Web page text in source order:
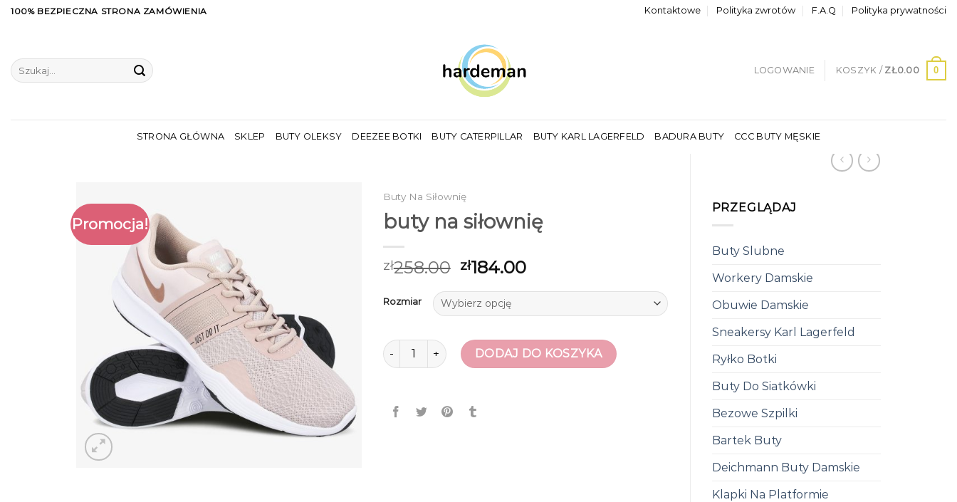
Skip100% BEZPIECZNA STRONA ZAMÓWIENIA Kontaktowe Polityka zwrotów F.A.Q Polityka prywatności
Szukaj:
LOGOWANIE KOSZYK / ZŁ0.00 0
STRONA GŁÓWNA SKLEP BUTY OLEKSY DEEZEE BOTKI BUTY CATERPILLAR BUTY KARL LAGERFELD BADURA BUTY CCC BUTY MĘSKIE
PRZEGLĄDAJ
Buty Slubne
Workery Damskie
Obuwie Damskie
Sneakersy Karl Lagerfeld
Ryłko Botki
Buty Do Siatkówki
Bezowe Szpilki
Bartek Buty
Deichmann Buty Damskie
Klapki Na Platformie
Promocja!
Buty Na Siłownię
buty na siłownię
zł258.00 zł184.00
Rozmiar
ilość buty na siłownięDODAJ DO KOSZYKA